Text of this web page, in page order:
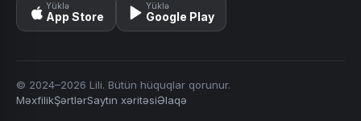
Yüklə
App Store
Yüklə
Google Play
© 2024–2026 Lili. Bütün hüquqlar qorunur.
MəxfilikŞərtlərSaytın xəritəsiƏlaqə